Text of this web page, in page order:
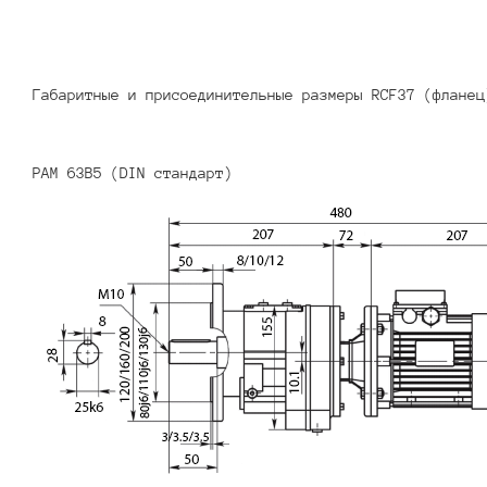
Габаритные и присоединительные размеры RCF37
PAM 63B5 (DIN стандарт)